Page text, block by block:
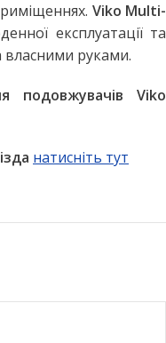
Viko Multi-
експлуатації та
власними руками.
подовжувачів Viko
натисніть тут